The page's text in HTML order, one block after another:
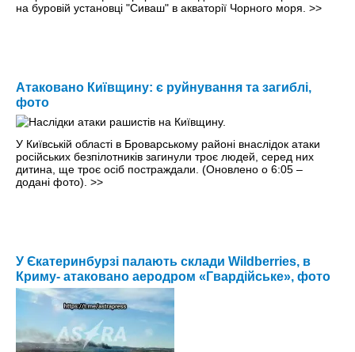
на буровій установці "Сиваш" в акваторії Чорного моря. >>
Атаковано Київщину: є руйнування та загиблі,
фото
У Київській області в Броварському районі внаслідок атаки
російських безпілотників загинули троє людей, серед них
дитина, ще троє осіб постраждали. (Оновлено о 6:05 –
додані фото). >>
У Єкатеринбурзі палають склади Wildberries, в
Криму- атаковано аеродром «Гвардійське», фото